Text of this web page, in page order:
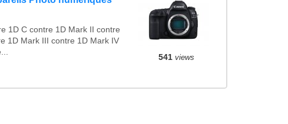
1D C contre 1D Mark II contre
1D Mark III contre 1D Mark IV
541 views